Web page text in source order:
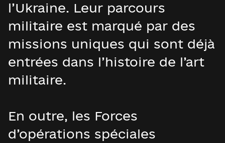
l’Ukraine. Leur parcours
militaire est marqué par des
missions uniques qui sont déjà
entrées dans l’histoire de l’art
militaire.
En outre, les Forces
d’opérations spéciales